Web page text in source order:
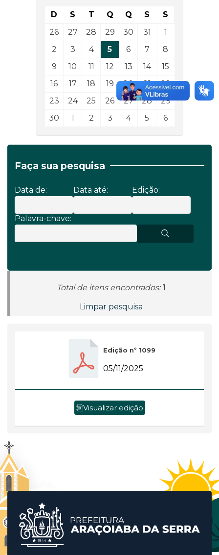
D S T Q Q S
S
26
27 28 29 30 31
1
2
3 4 5 6 7
8
9
10 11 12 13 14
15
16
17 18 19 20 21
22
23
24 25 26 27 28
29
30
1 2 3 4 5 6
Faça sua pesquisa
Data de: Data até: Edição:
Palavra-chave:
Total de itens encontrados: 1
Limpar pesquisa
Edição nº 1099
05/11/2025
Visualizar edição